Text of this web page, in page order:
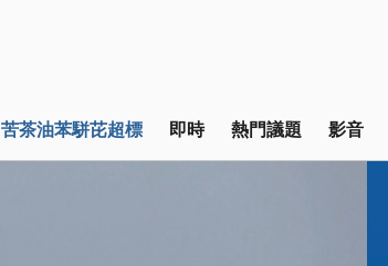
苦茶油苯駢芘超標 即時 熱門議題 影音